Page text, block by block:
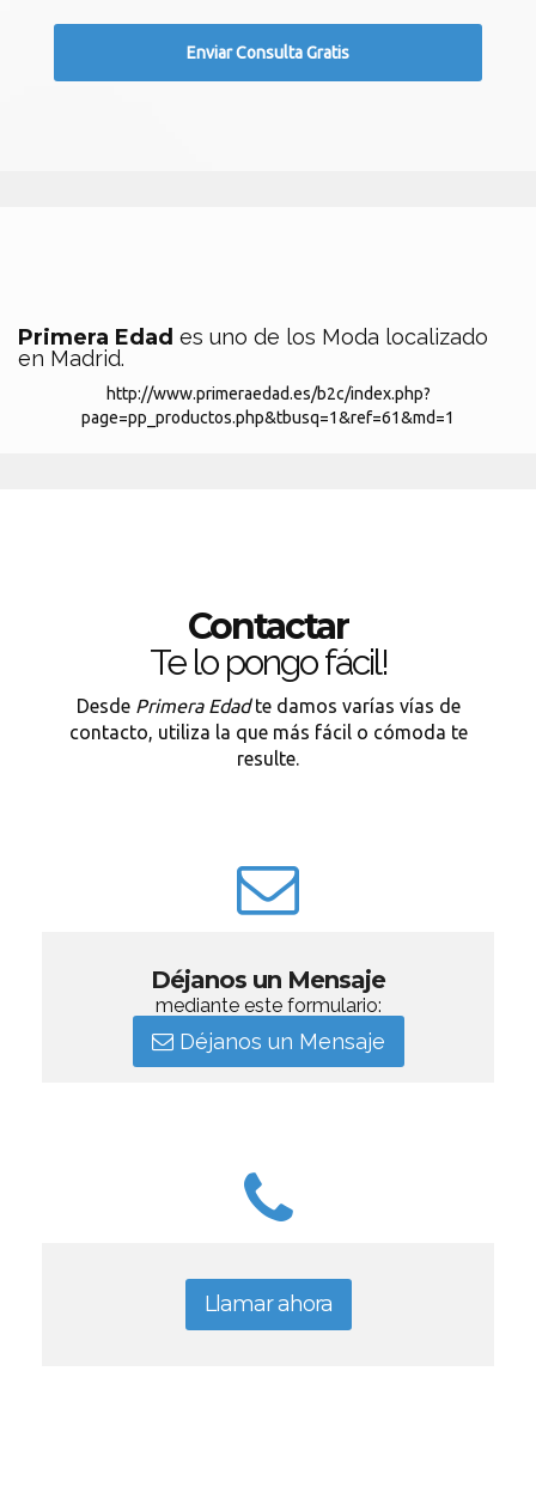
Primera Edad es uno de los Moda localizado
en Madrid.
http://www.primeraedad.es/b2c/index.php?
page=pp_productos.php&tbusq=1&ref=61&md=1
Contactar
Te lo pongo fácil!
Desde Primera Edadte damos varías vías de
contacto, utiliza la que más fácil o cómoda te
resulte.
Déjanos un Mensaje
mediante este formulario:
Déjanos un Mensaje
Llamar ahora